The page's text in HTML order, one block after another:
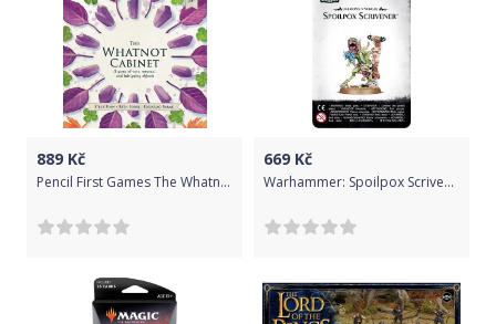
889 Kč
Pencil First Games The Whatnot Cabinet
669 Kč
Warhammer: Spoilpox Scrivener: Herald of Nurgle